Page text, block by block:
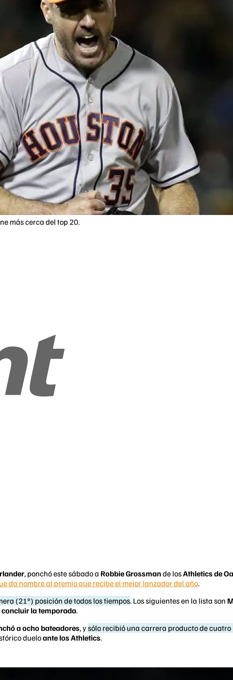
más cerca del top 20.
, ponchó este sábado a Robbie Grossmande losAthletics de
da nombre al premio que recibe el mejor lanzador del año.
(21°) posición de todos los tiempos. Los siguientes en la lista son
concluir la temporada.
a ocho bateadores, ysólo recibió una carrera producto de cuatro
dueloante los Athletics.